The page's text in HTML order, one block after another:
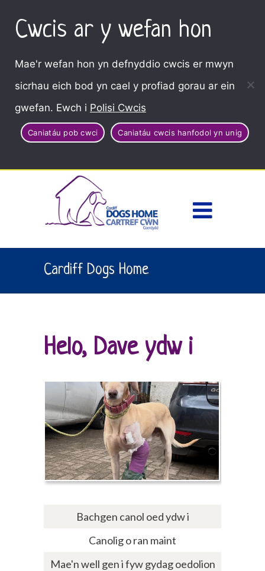
Cwcis ar y wefan hon
Mae'r wefan hon yn defnyddio cwcis er mwyn
sicrhau eich bod yn cael y profiad gorau ar ein
gwefan. Ewch i Polisi Cwcis
Caniatáu pob cwci Caniatáu cwcis hanfodol yn unig
Cardiff Dogs Home
Helo, Dave ydw i
Bachgen canol oed ydw i
Canolig o ran maint
Mae'n well gen i fyw gydag oedolion